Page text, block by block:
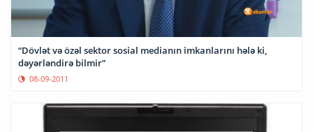
“Dövlət və özəl sektor sosial medianın imkanlarını hələ ki,
dəyərləndirə bilmir”
08-09-2011